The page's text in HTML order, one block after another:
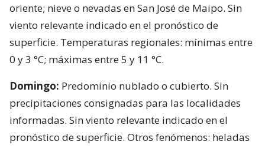
oriente; nieve o nevadas en San José de Maipo. Sin
viento relevante indicado en el pronóstico de
superficie. Temperaturas regionales: mínimas entre
0 y 3 °C; máximas entre 5 y 11 °C.
Domingo: Predominio nublado o cubierto. Sin
precipitaciones consignadas para las localidades
informadas. Sin viento relevante indicado en el
pronóstico de superficie. Otros fenómenos: heladas